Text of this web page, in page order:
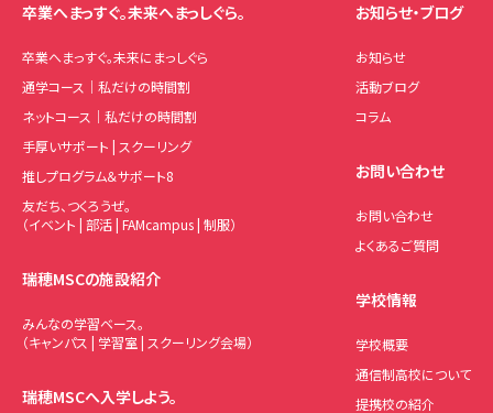
卒業へまっすぐ。未来へまっしぐら。
卒業へまっすぐ。未来にまっしぐら
通学コース｜私だけの時間割
ネットコース｜私だけの時間割
手厚いサポート | スクーリング
推しプログラム＆サポート8
友だち、つくろうぜ。
（イベント | 部活 | FAMcampus | 制服）
瑞穂MSCの施設紹介
みんなの学習ベース。
（キャンパス | 学習室 | スクーリング会場）
瑞穂MSCへ入学しよう。
お知らせ・ブログ
お知らせ
活動ブログ
コラム
お問い合わせ
お問い合わせ
よくあるご質問
学校情報
学校概要
通信制高校について
提携校の紹介